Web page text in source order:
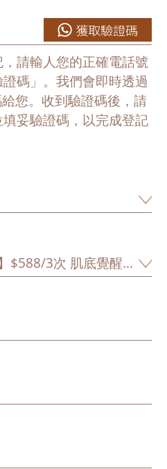
獲取驗證碼
請輸人您的正確電話號
碼」。我們會即時透過
您。收到驗證碼後，請
妥驗證碼，以完成登記